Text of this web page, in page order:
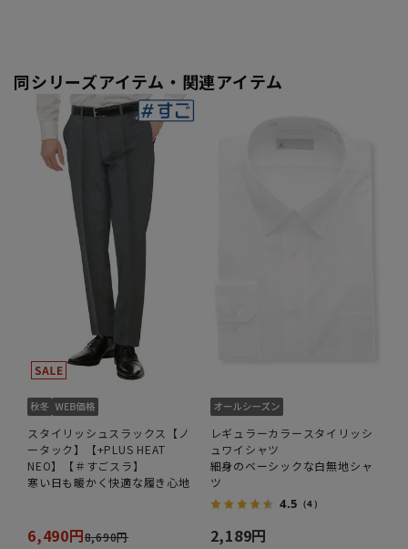
同シリーズアイテム・関連アイテム
スタイリッシュスラックス【ノ
ータック】【+PLUS HEAT
NEO】【＃すごスラ】
寒い日も暖かく快適な履き心地
6,490円8,690円
レギュラーカラースタイリッシ
ュワイシャツ
細身のベーシックな白無地シャ
ツ
4.5 （4）
2,189円